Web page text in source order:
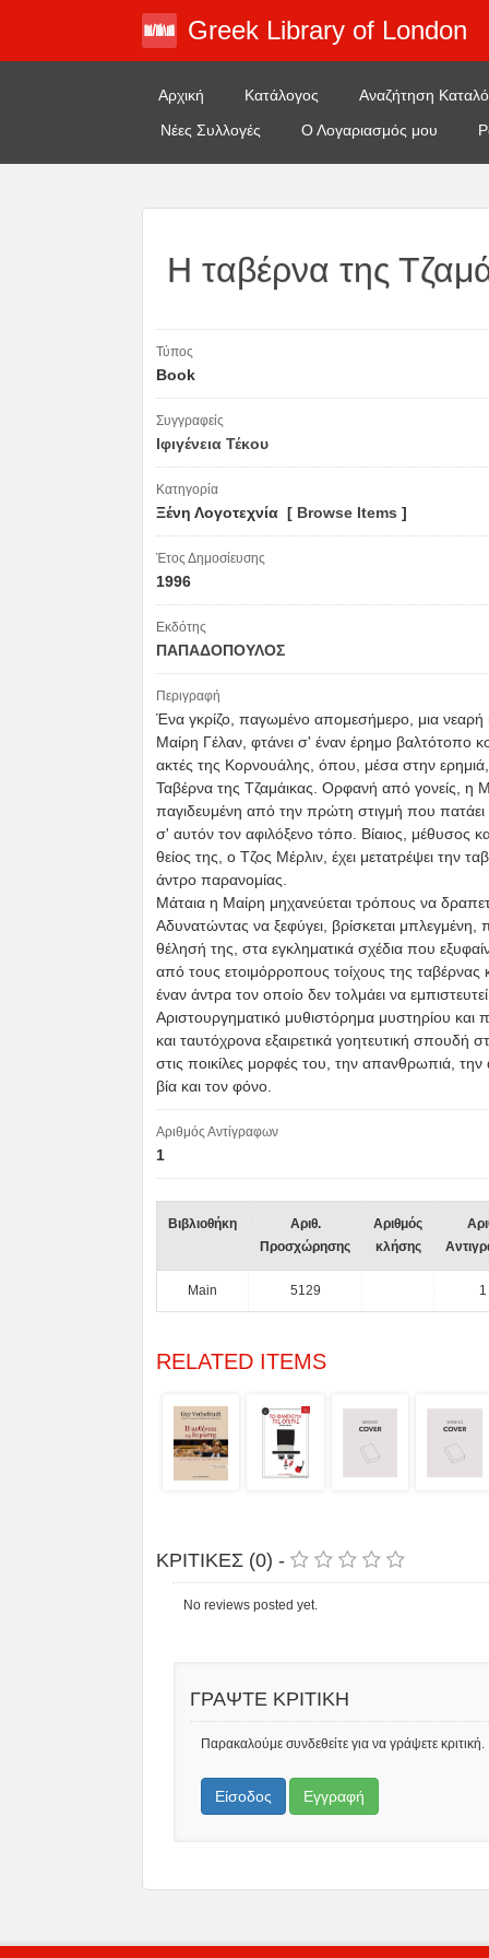
Greek Library of London
Αρχική Κατάλογος
Αναζήτηση
Νέες Συλλογές
Ο Λογαριασμός μου
Η ταβέρνα της
Τύπος
Book
Συγγραφείς
Iφιγένεια Τέκου
Κατηγορία
Ξένη Λογοτεχνία [ Browse Items ]
Έτος Δημοσίευσης
1996
Εκδότης
ΠΑΠΑΔΟΠΟΥΛΟΣ
Περιγραφή
Ένα γκρίζο, παγωμένο απομεσήμερο, μια νεαρή
Μαίρη Γέλαν, φτάνει σ' έναν έρημο βαλτότοπο
ακτές της Κορνουάλης, όπου, μέσα στην
Ταβέρνα της Τζαμάικας. Ορφανή από γονείς, η
παγιδευμένη από την πρώτη στιγμή που πατάει
σ' αυτόν τον αφιλόξενο τόπο. Βίαιος, μέθυσος
θείος της, ο Τζος Μέρλιν, έχει μετατρέψει την
άντρο παρανομίας.
Μάταια η Μαίρη μηχανεύεται τρόπους να
Αδυνατώντας να ξεφύγει, βρίσκεται μπλεγμένη,
θέλησή της, στα εγκληματικά σχέδια που
από τους ετοιμόρροπους τοίχους της ταβέρνας
έναν άντρα τον οποίο δεν τολμάει να
Αριστουργηματικό μυθιστόρημα μυστηρίου και
και ταυτόχρονα εξαιρετικά γοητευτική σπουδή
στις ποικίλες μορφές του, την απανθρωπιά, την
βία και τον φόνο.
Αριθμός Αντίγραφων
1
Βιβλιοθήκη
Αριθ.
Προσχώρησης
Αριθμός
κλήσης
Main 5129 1
RELATED ITEMS
ΚΡΙΤΙΚΕΣ (0) -
No reviews posted yet.
ΓΡΑΨΤΕ ΚΡΙΤΙΚΗ
Παρακαλούμε συνδεθείτε για να γράψετε κριτική.
Είσοδος Εγγραφή